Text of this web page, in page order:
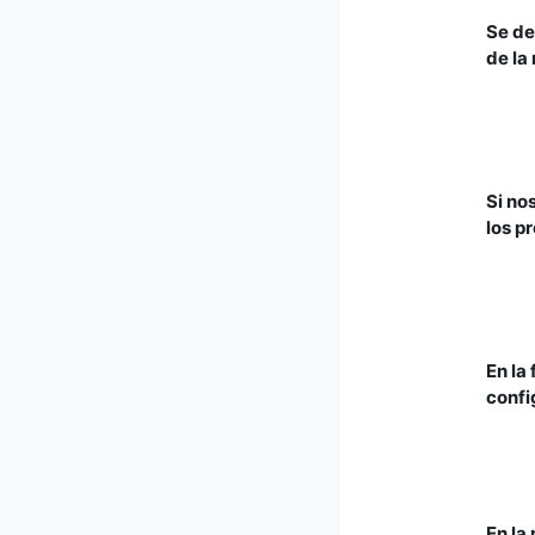
Se
de la
Si
los
En